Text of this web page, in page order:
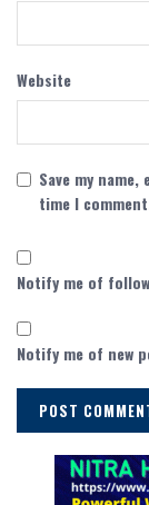
Website
Save my
time I
Notify me of
Notify me of new